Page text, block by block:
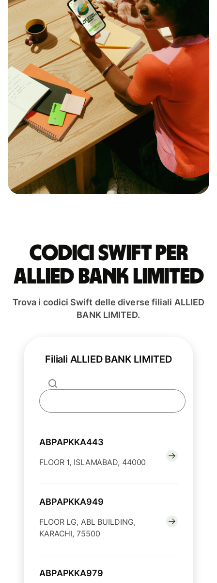
Codici Swift per
ALLIED BANK LIMITED
Trova i codici Swift delle diverse filiali ALLIED
BANK LIMITED.
Filiali ALLIED BANK LIMITED
ABPAPKKA443
FLOOR 1, ISLAMABAD, 44000
ABPAPKKA949
FLOOR LG, ABL BUILDING,
KARACHI, 75500
ABPAPKKA979